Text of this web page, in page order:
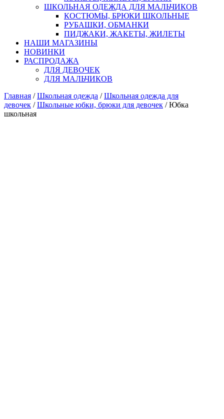
ШКОЛЬНАЯ ОДЕЖДА ДЛЯ МАЛЬЧИКОВ
КОСТЮМЫ, БРЮКИ ШКОЛЬНЫЕ
РУБАШКИ, ОБМАНКИ
ПИДЖАКИ, ЖАКЕТЫ, ЖИЛЕТЫ
НАШИ МАГАЗИНЫ
НОВИНКИ
РАСПРОДАЖА
ДЛЯ ДЕВОЧЕК
ДЛЯ МАЛЬЧИКОВ
Главная /Школьная одежда /Школьная одежда для
девочек /Школьные юбки, брюки для девочек / Юбка
школьная